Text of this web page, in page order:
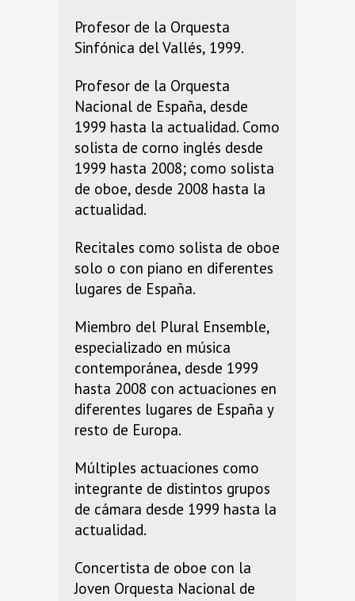
Profesor de la Orquesta
Sinfónica del Vallés, 1999.
Profesor de la Orquesta
Nacional de España, desde
1999 hasta la actualidad. Como
solista de corno inglés desde
1999 hasta 2008; como solista
de oboe, desde 2008 hasta la
actualidad.
Recitales como solista de oboe
solo o con piano en diferentes
lugares de España.
Miembro del Plural Ensemble,
especializado en música
contemporánea, desde 1999
hasta 2008 con actuaciones en
diferentes lugares de España y
resto de Europa.
Múltiples actuaciones como
integrante de distintos grupos
de cámara desde 1999 hasta la
actualidad.
Concertista de oboe con la
Joven Orquesta Nacional de